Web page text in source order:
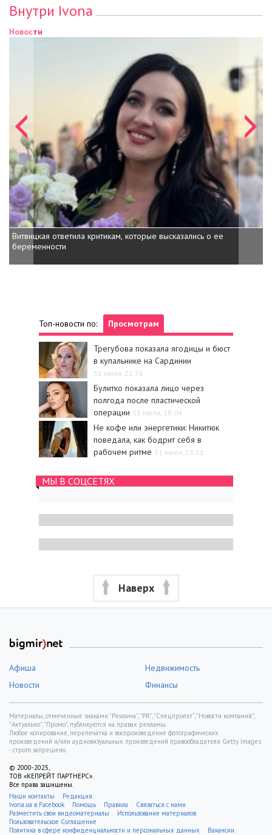
Внутри Ivona
Новости
Витвицкая ответила критикам, которые высказались о ее
беременности
Топ-новости по: Просмотрам
Трегубова показала ягодицы и бюст
в купальнике на Сардинии
31 июля, 21:36
Булитко показала лицо через
полгода после пластической
операции 31 июля, 18:04
Не кофе или энергетики: Никитюк
поведала, как бодрит себя в
рабочем ритме 31 июля, 23:11
МЫ В СОЦСЕТЯХ
Наверх
Афиша
Недвижимость
Новости
Финансы
Материалы, отмеченные знаками "Реклама", "PR", "Спецпроект", "Новости компаний",
"Актуально", "Промо", публикуются на правах рекламы.
Любое копирование, перепечатка и воспроизведение фотографических
произведений и/или аудиовизуальных произведений правообладателя Getty Images
- строго запрещено.
© 2000-2025,
ТОВ «КЕПРЕЙТ ПАРТНЕРС».
Все права защищены.
Наши контакты
Редакция
Ivona.ua в Facebook
Помощь Правила
Связаться с нами
Разместить свои видеоматериалы
Использование материалов
Пользовательское Соглашение
Политика в сфере конфиденциальности и персональных данных
Вакансии